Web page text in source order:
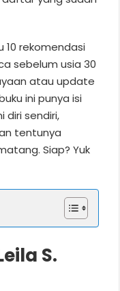
10 rekomendasi
sebelum usia 30
atau update
ini punya isi
diri sendiri,
tentunya
Siap? Yuk
S.